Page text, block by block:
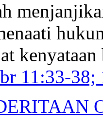
kenyataan
11:33-38;